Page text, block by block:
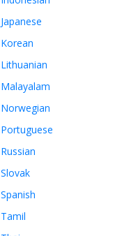
Japanese
Korean
Lithuanian
Malayalam
Norwegian
Portuguese
Russian
Slovak
Spanish
Tamil